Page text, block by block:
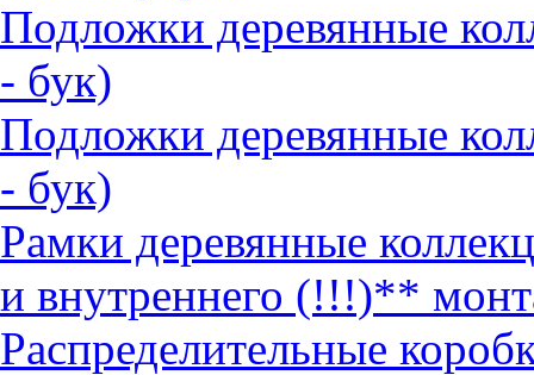
Подложки деревянные
- бук)
Подложки деревянные
- бук)
Рамки деревянные
и внутреннего (!!!)**
Распределительные